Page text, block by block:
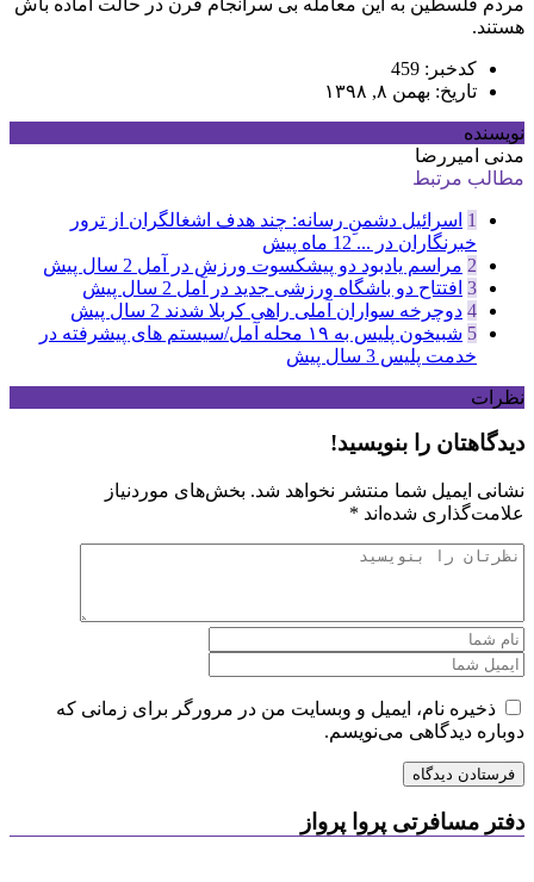
هستند.
کدخبر: 459
تاریخ: بهمن ۸, ۱۳۹۸
نویسنده
مدنی امیررضا
مطالب مرتبط
1 اسرائیل دشمنِ رسانه: چند هدف اشغالگران از ترور
خبرنگاران در ... 12 ماه پیش
2 مراسم یادبود دو پیشکسوت ورزش در آمل 2 سال پیش
3 افتتاح دو باشگاه ورزشی جدید در آمل 2 سال پیش
4 دوچرخه سواران آملی راهی کربلا شدند 2 سال پیش
5
شبیخون پلیس به ۱۹ محله آمل/سیستم های پیشرفته در
خدمت پلیس 3 سال پیش
نظرات
دیدگاهتان را بنویسید!
نشانی ایمیل شما منتشر نخواهد شد. بخش‌های موردنیاز
علامت‌گذاری شده‌اند *
ذخیره نام، ایمیل و وبسایت من در مرورگر برای زمانی که
دوباره دیدگاهی می‌نویسم.
دفتر مسافرتی پروا پرواز